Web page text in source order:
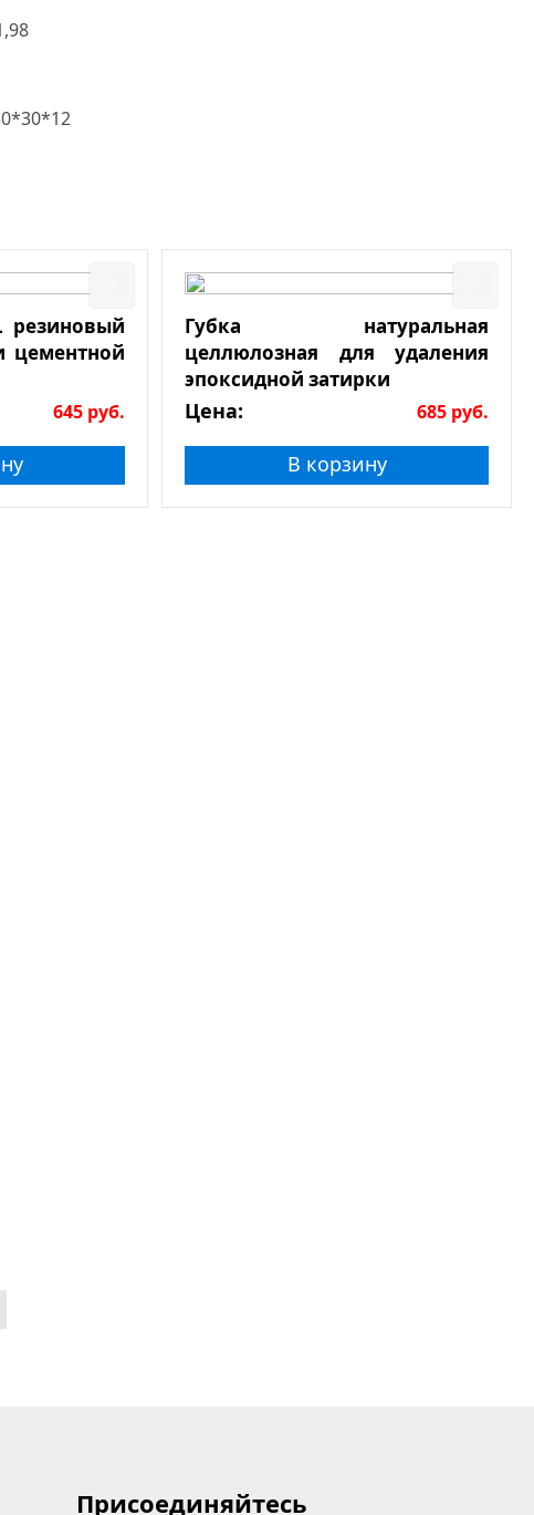
резиновый
цементной
645 руб.
Губка натуральная
целлюлозная для удаления
эпоксидной затирки
Цена: 685 руб.
В корзину
Присоединяйтесь